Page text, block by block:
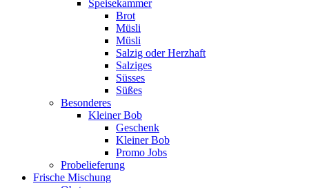
Speisekammer
Brot
Müsli
Müsli
Salzig oder Herzhaft
Salziges
Süsses
Süßes
Besonderes
Kleiner Bob
Geschenk
Kleiner Bob
Promo Jobs
Probelieferung
Frische Mischung